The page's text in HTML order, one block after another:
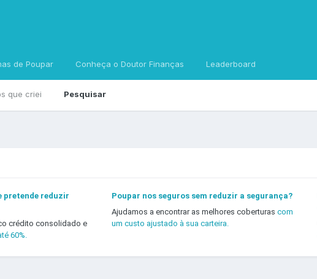
que criei Pesquisar
de Poupar Conheça o Doutor Finanças Leaderboard
pretende reduzir
crédito consolidado e
60%.
Poupar nos seguros sem reduzir a segurança?
Ajudamos a encontrar as melhores coberturascom
um custo ajustado à sua carteira.